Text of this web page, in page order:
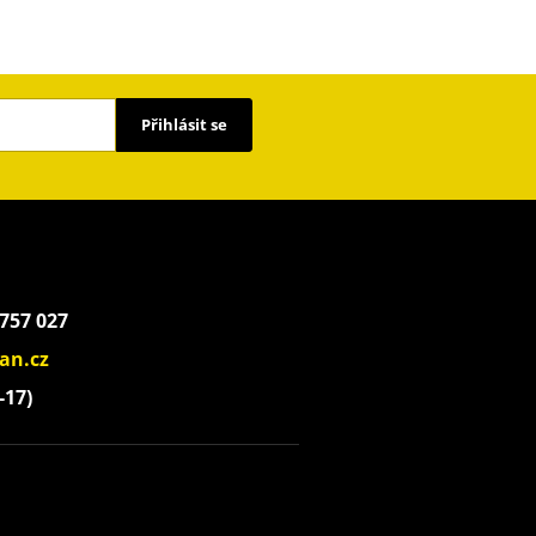
Přihlásit se
027
17)